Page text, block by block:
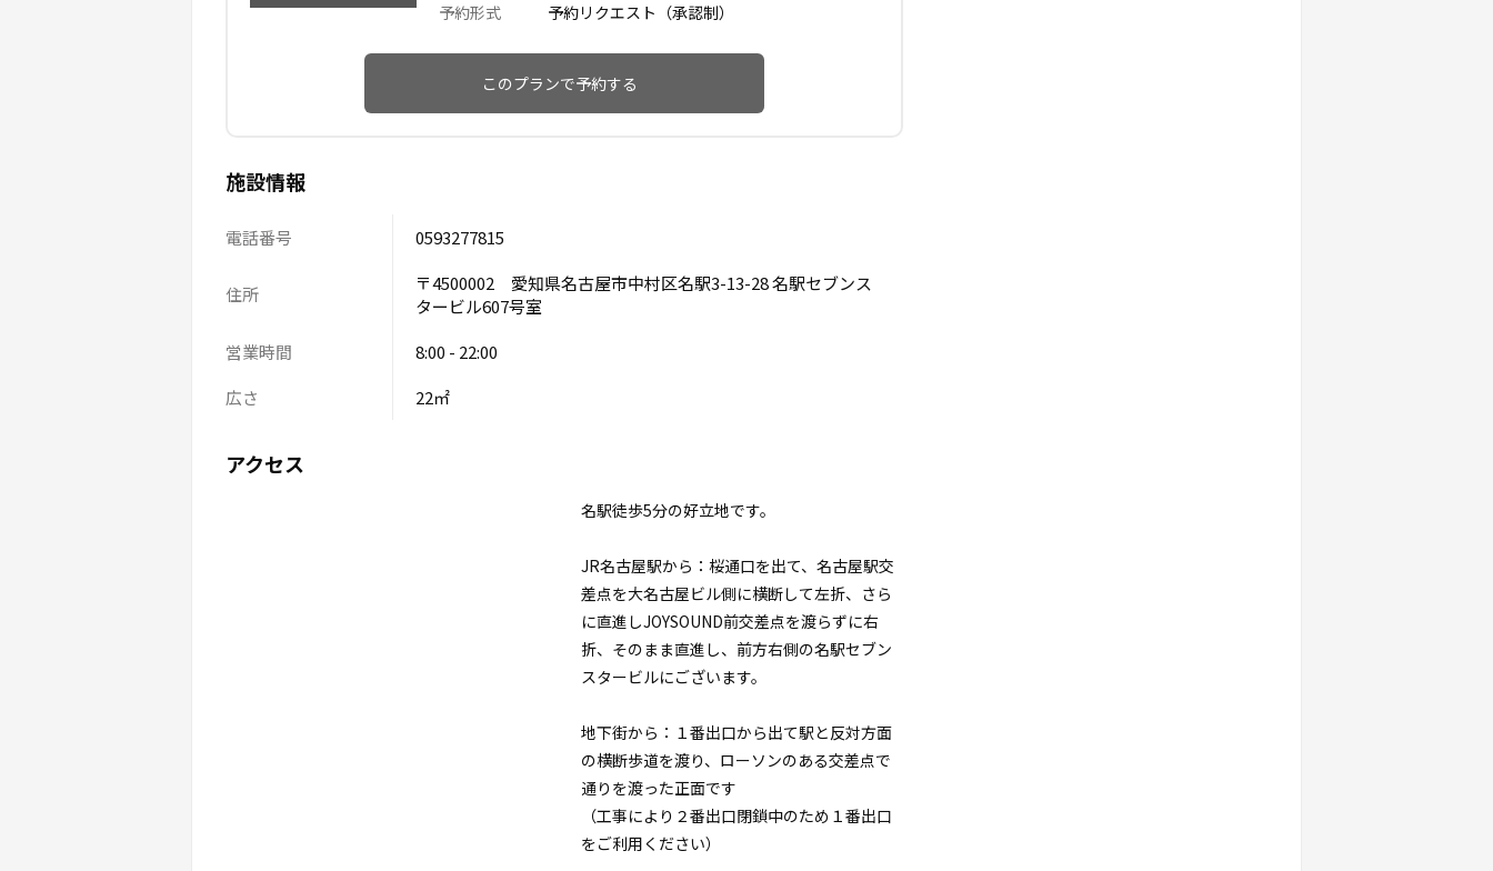
予約形式 予約リクエスト（承認制）
このプランで予約する
施設情報
電話番号 0593277815
住所
〒4500002 愛知県名古屋市中村区名駅3-13-28 名駅セブンス
タービル607号室
営業時間
8:00 - 22:00
広さ
22㎡
アクセス
名駅徒歩5分の好立地です。
JR名古屋駅から：桜通口を出て、名古屋駅交
差点を大名古屋ビル側に横断して左折、さら
に直進しJOYSOUND前交差点を渡らずに右
折、そのまま直進し、前方右側の名駅セブン
スタービルにございます。
地下街から：１番出口から出て駅と反対方面
の横断歩道を渡り、ローソンのある交差点で
通りを渡った正面です
（工事により２番出口閉鎖中のため１番出口
をご利用ください）